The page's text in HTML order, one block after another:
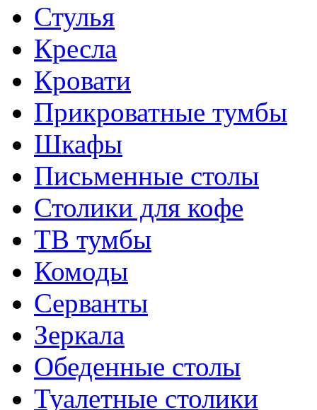
Стулья
Кресла
Кровати
Прикроватные тумбы
Шкафы
Письменные столы
Столики для кофе
ТВ тумбы
Комоды
Серванты
Зеркала
Обеденные столы
Туалетные столики